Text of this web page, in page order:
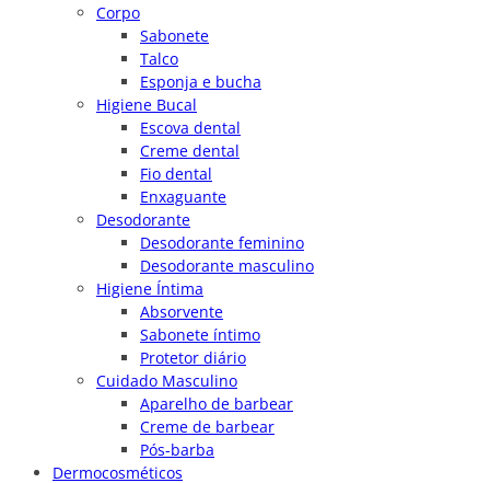
Corpo
Sabonete
Talco
Esponja e bucha
Higiene Bucal
Escova dental
Creme dental
Fio dental
Enxaguante
Desodorante
Desodorante feminino
Desodorante masculino
Higiene Íntima
Absorvente
Sabonete íntimo
Protetor diário
Cuidado Masculino
Aparelho de barbear
Creme de barbear
Pós-barba
Dermocosméticos